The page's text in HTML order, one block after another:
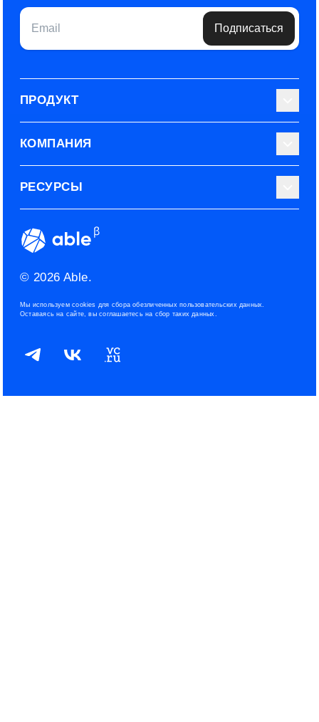
Email Подписаться
ПРОДУКТ
Библиотека тестов
Используйте Able
Эксперты
ROI рекрутинга
КОМПАНИЯ
О нас
Наши контакты
Условия использования
РЕСУРСЫ
Сообщество
© 2026 Able.
Мы используем cookies для сбора обезличенных пользовательских данных.
Оставаясь на сайте, вы соглашаетесь на сбор таких данных.